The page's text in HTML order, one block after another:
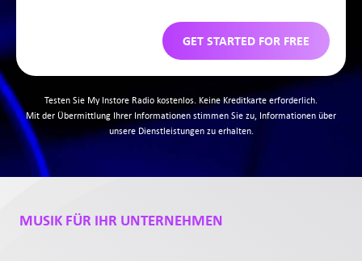
DE
GET STARTED FOR FREE
Testen Sie My Instore Radio kostenlos. Keine Kreditkarte erforderlich.
Mit der Übermittlung Ihrer Informationen stimmen Sie zu, Informationen über
unsere Dienstleistungen zu erhalten.
MUSIK FÜR IHR UNTERNEHMEN